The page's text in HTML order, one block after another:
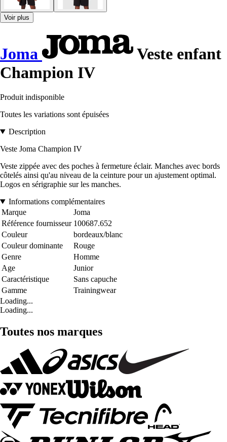
Voir plus
Joma
Veste enfant
Champion IV
Produit indisponible
Toutes les variations sont épuisées
Description
Veste Joma Champion IV
Veste zippée avec des poches à fermeture éclair. Manches avec bords
côtelés ainsi qu'au niveau de la ceinture pour un ajustement optimal.
Logos en sérigraphie sur les manches.
Informations complémentaires
Marque
Joma
Référence fournisseur 100687.652
Couleur
bordeaux/blanc
Couleur dominante
Rouge
Genre
Homme
Age
Junior
Caractéristique
Sans capuche
Gamme
Trainingwear
Loading...
Loading...
Toutes nos marques